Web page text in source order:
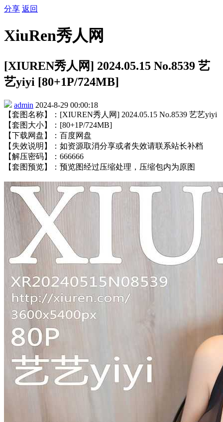
分享 返回
XiuRen秀人网
[XIUREN秀人网] 2024.05.15 No.8539 艺
艺yiyi [80+1P/724MB]
admin 2024-8-29 00:00:18
【套图名称】：[XIUREN秀人网] 2024.05.15 No.8539 艺艺yiyi
【套图大小】：[80+1P/724MB]
【下载网盘】：百度网盘
【失效说明】：如资源取消分享或者失效请联系站长补档
【解压密码】：666666
【套图预览】：预览图经过压缩处理，压缩包内为原图